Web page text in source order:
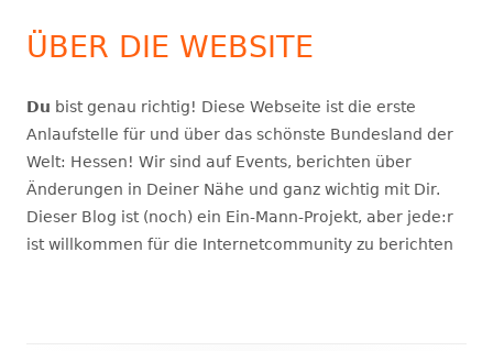
ÜBER DIE WEBSITE
Du bist genau richtig! Diese Webseite ist die erste
Anlaufstelle für und über das schönste Bundesland der
Welt: Hessen! Wir sind auf Events, berichten über
Änderungen in Deiner Nähe und ganz wichtig mit Dir.
Dieser Blog ist (noch) ein Ein-Mann-Projekt, aber jede:r
ist willkommen für die Internetcommunity zu berichten